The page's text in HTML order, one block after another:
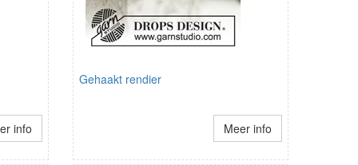
info
Gehaakt rendier
Meer info